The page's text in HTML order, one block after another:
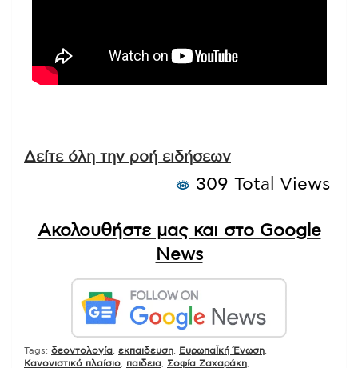
Δείτε όλη την ροή ειδήσεων
309 Total Views
Ακολουθήστε μας και στο Google
News
Tags: δεοντολογία εκπαιδευση ΕυρωπαΪκή Ένωση
Κανονιστικό πλαίσιο
παιδεια Σοφία Ζαχαράκη